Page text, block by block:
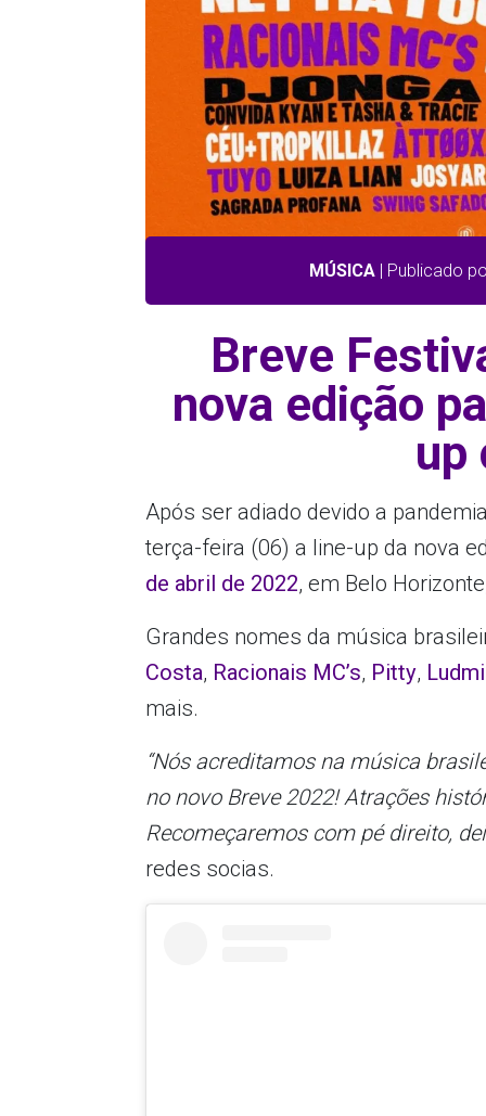
MÚSICA| Publicado
Breve
nova edição
up
Após ser adiado devido a
terça-feira (06) a line-up da nova
de abril de 2022, em Belo
Grandes nomes da música
Costa, Racionais MC’s, Pitty,
mais.
“Nós acreditamos na música
no novo Breve 2022! Atrações
Recomeçaremos com pé direito,
redes socias.